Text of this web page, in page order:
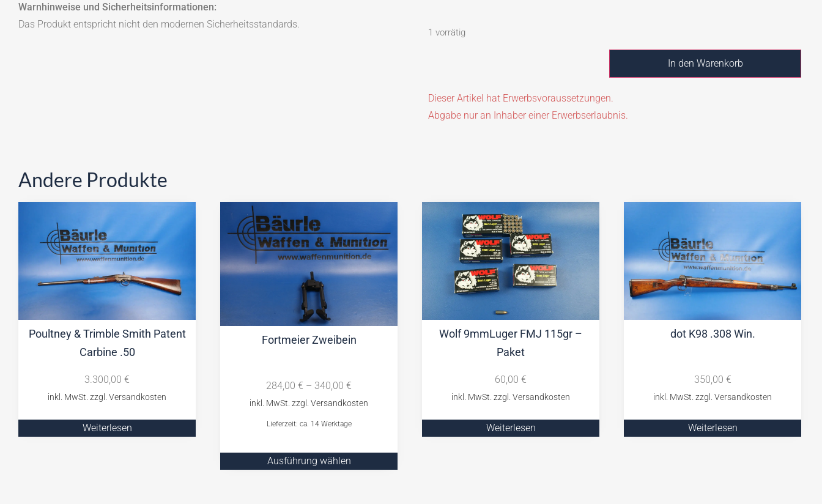
Warnhinweise und Sicherheitsinformationen:
Das Produkt entspricht nicht den modernen Sicherheitsstandards.
1 vorrätig
In den Warenkorb
Dieser Artikel hat Erwerbsvoraussetzungen.
Abgabe nur an Inhaber einer Erwerbserlaubnis.
Andere Produkte
Poultney & Trimble Smith Patent
Carbine .50
3.300,00 €
Weiterlesen
Fortmeier Zweibein
284,00 € – 340,00 €
Lieferzeit: ca. 14 Werktage
Ausführung wählen
Wolf 9mmLuger FMJ 115gr –
Paket
60,00 €
Weiterlesen
dot K98 .308 Win.
350,00 €
Weiterlesen